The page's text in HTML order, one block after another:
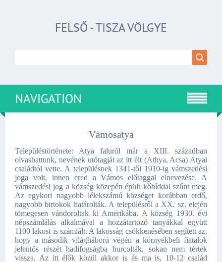
FELSŐ - TISZA VÖLGYE
NAVIGATION
Vámosatya
Településtörténete: Atya faluról már a XIII. században
olvashattunk, nevének utótagját az itt élt (Athya, Acsa) Atyai
családtól vette. A településnek 1341-től 1910-ig vámszedési
joga volt, innen ered a Vámos előtaggal elnevezése. A
vámszedési jog a község közepén épült kőhíddal szűnt meg.
Az egykori nagyobb lélekszámú községet korábban erdő,
nagyobb birtokok határolták. A településről a XX. sz. elején
tömegesen vándoroltak ki Amerikába. A község 1930. évi
népszámlálás alkalmával a hozzátartozó tanyákkal együtt
1100 lakost is számlált. A lakosság csökkenésében segített az,
hogy a második világháború végén a környékbeli fiatalok
jelentős részét hadifogságba hurcolták, sokan nem tértek
vissza. Az itt élők közül akkor is és ma is, 10-12 család